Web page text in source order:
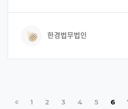
유리한 양형자료를 첨부하여 선처를
양형부당을 이유로 항소를 재기 하였습
한경법무법인
처음으로
1페이지
2페이지
3페이지
4페이지
5페이지
6